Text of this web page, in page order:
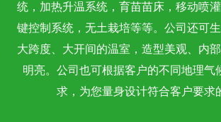
统，加热升温系统，育苗苗床，移动喷
键控制系统，无土栽培等等。公司还可生
大跨度、大开间的温室，造型美观、内
明亮。公司也可根据客户的不同地理气
求，为您量身设计符合客户要求